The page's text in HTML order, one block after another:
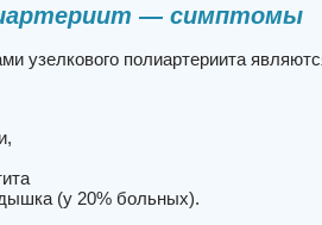
— симптомы
узелкового полиартериита
(у 20% больных).